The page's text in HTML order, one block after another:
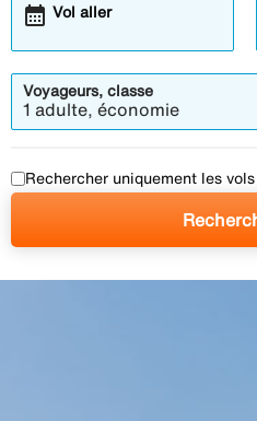
Vol aller
calendar_month
Voyageurs, classe
1 adulte, économie
Rechercher uniquement les